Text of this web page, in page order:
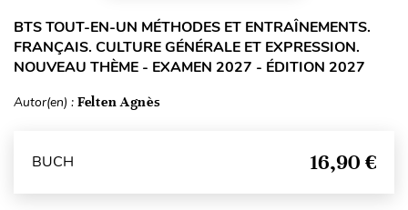
BTS TOUT-EN-UN MÉTHODES ET ENTRAÎNEMENTS.
FRANÇAIS. CULTURE GÉNÉRALE ET EXPRESSION.
NOUVEAU THÈME - EXAMEN 2027 - ÉDITION 2027
Autor(en) : Felten Agnès
BUCH 16,90 €